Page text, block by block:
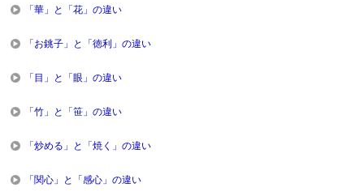
「華」と「花」の違い
「お銚子」と「徳利」の違い
「目」と「眼」の違い
「竹」と「笹」の違い
「炒める」と「焼く」の違い
「関心」と「感心」の違い